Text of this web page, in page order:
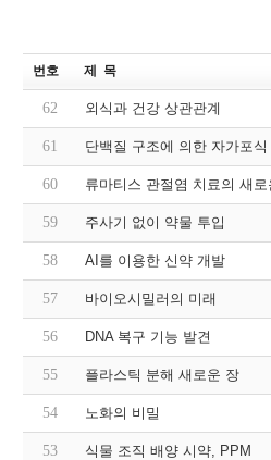
번호 제 목
62 외식과 건강 상관관계
61 단백질 구조에 의한 자가포
60 류마티스 관절염 치료의 새
59 주사기 없이 약물 투입
58 AI를 이용한 신약 개발
57 바이오시밀러의 미래
56 DNA 복구 기능 발견
55 플라스틱 분해 새로운 장
54 노화의 비밀
53 식물 조직 배양 시약, PPM